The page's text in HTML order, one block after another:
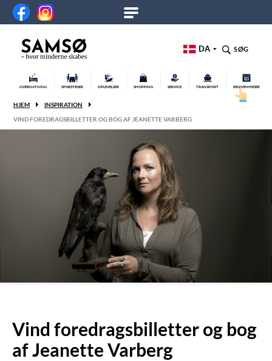
DA SØG
OVERNATNING SPISESTEDER OPLEVELSER SHOPPING SERVICE TRANSPORT BEGIVENHEDER
HJEM
INSPIRATION
VIND FOREDRAGSBILLETTER OG BOG AF JEANETTE VARBERG
Vind foredragsbilletter og bog
af Jeanette Varberg